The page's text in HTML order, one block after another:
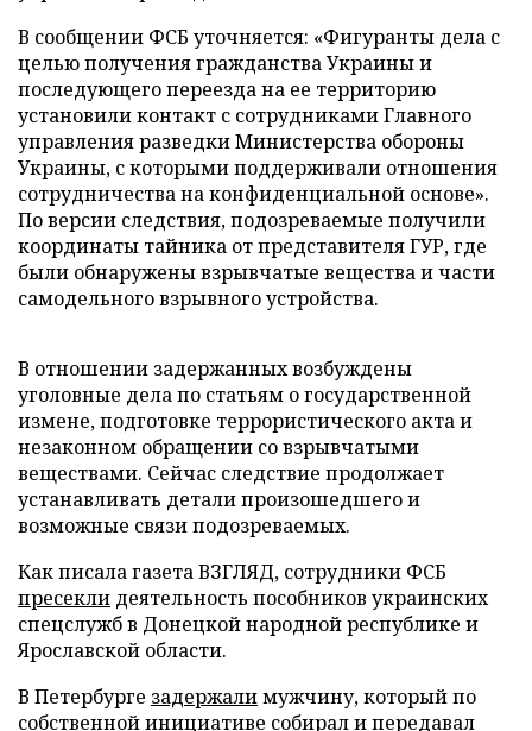
В сообщении ФСБ уточняется: «Фигуранты дела с
целью получения гражданства Украины и
последующего переезда на ее территорию
установили контакт с сотрудниками Главного
управления разведки Министерства обороны
Украины, с которыми поддерживали отношения
сотрудничества на конфиденциальной основе».
По версии следствия, подозреваемые получили
координаты тайника от представителя ГУР, где
были обнаружены взрывчатые вещества и части
самодельного взрывного устройства.
В отношении задержанных возбуждены
уголовные дела по статьям о государственной
измене, подготовке террористического акта и
незаконном обращении со взрывчатыми
веществами. Сейчас следствие продолжает
устанавливать детали произошедшего и
возможные связи подозреваемых.
Как писала газета ВЗГЛЯД, сотрудники ФСБ
пресекли деятельность пособников украинских
спецслужб в Донецкой народной республике и
Ярославской области.
В Петербурге задержалимужчину, который по
собственной инициативе собирал и передавал